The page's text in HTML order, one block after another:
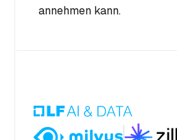
annehmen kann.